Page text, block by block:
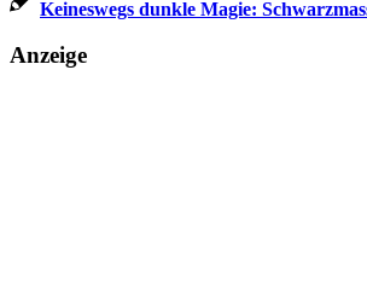
Keineswegs dunkle Magie:
Anzeige